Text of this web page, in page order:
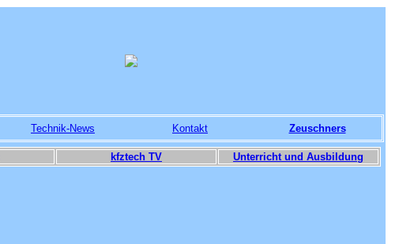
Technik-News Kontakt Zeuschners
kfztech TV Unterricht und Ausbildung